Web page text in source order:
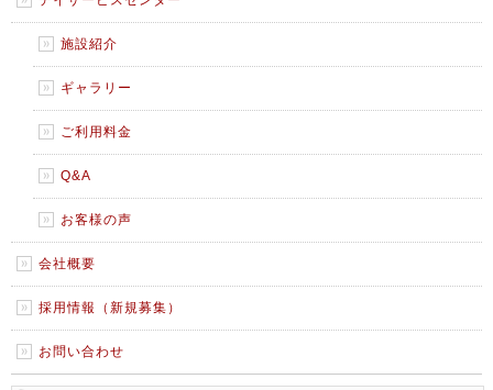
施設紹介
ギャラリー
ご利用料金
Q&A
お客様の声
会社概要
採用情報（新規募集）
お問い合わせ